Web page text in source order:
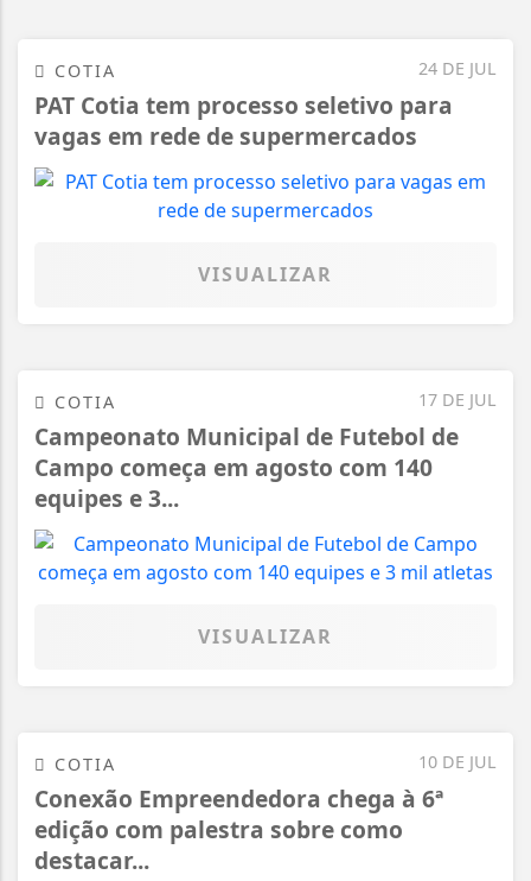
24 DE JUL
COTIA
PAT Cotia tem processo seletivo para
vagas em rede de supermercados
VISUALIZAR
17 DE JUL
COTIA
Campeonato Municipal de Futebol de
Campo começa em agosto com 140
equipes e 3...
VISUALIZAR
10 DE JUL
COTIA
Conexão Empreendedora chega à 6ª
edição com palestra sobre como
destacar...